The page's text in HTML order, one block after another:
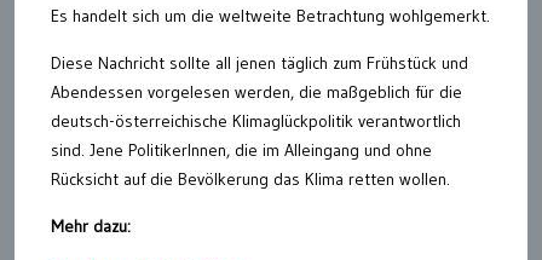
Es handelt sich um die weltweite Betrachtung wohlgemerkt.
Diese Nachricht sollte all jenen täglich zum Frühstück und
Abendessen vorgelesen werden, die maßgeblich für die
deutsch-österreichische Klimaglückpolitik verantwortlich
sind. Jene PolitikerInnen, die im Alleingang und ohne
Rücksicht auf die Bevölkerung das Klima retten wollen.
Mehr dazu: